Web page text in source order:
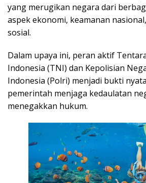
yang merugikan negara dari
aspek ekonomi, keamanan
sosial.
Dalam upaya ini, peran aktif
Indonesia (TNI) dan Kepolisian
Indonesia (Polri) menjadi bukti
pemerintah menjaga kedaulatan
menegakkan hukum.